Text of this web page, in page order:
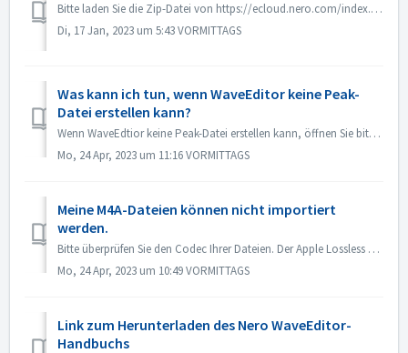
Bitte laden Sie die Zip-Datei von https://ecloud.nero.com/index.php/s/BGCapg3zTC5eJYw auf Ihren lokalen PC herunter. Entpacken Sie die Datei und lesen Sie d...
Di, 17 Jan, 2023 um 5:43 VORMITTAGS
Was kann ich tun, wenn WaveEditor keine Peak-
Datei erstellen kann?
Wenn WaveEdtior keine Peak-Datei erstellen kann, öffnen Sie bitte die Editor-Optionen über das Menü Options->Editor Options. Klicken Sie auf die Register...
Mo, 24 Apr, 2023 um 11:16 VORMITTAGS
Meine M4A-Dateien können nicht importiert
werden.
Bitte überprüfen Sie den Codec Ihrer Dateien. Der Apple Lossless Audio Codec wird von Nero nicht unterstützt.
Mo, 24 Apr, 2023 um 10:49 VORMITTAGS
Link zum Herunterladen des Nero WaveEditor-
Handbuchs